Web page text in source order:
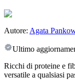
Autore: Agata
Ultimo
Ricchi di proteine e
versatile a qualsiasi